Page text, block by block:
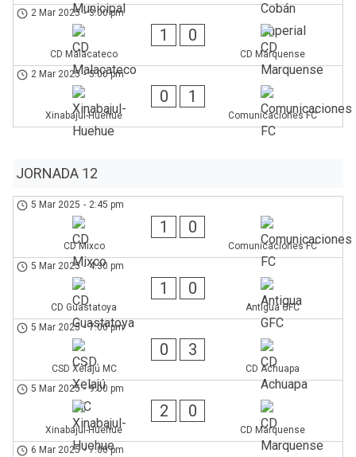
2 Mar 2025 - 3:00 pm
CD Malacateco
1 0
CD Marquense
2 Mar 2025 - 5:00 pm
Xinabajul-Huehue
0 1
Comunicaciones FC
JORNADA 12
5 Mar 2025 - 2:45 pm
CD Mixco
1 0
Comunicaciones FC
5 Mar 2025 - 4:30 pm
CD Guastatoya
1 0
Antigua GFC
5 Mar 2025 - 7:00 pm
CSD Xelajú MC
0 3
CD Achuapa
5 Mar 2025 - 9:00 pm
Xinabajul-Huehue
2 0
CD Marquense
6 Mar 2025 - 7:00 pm